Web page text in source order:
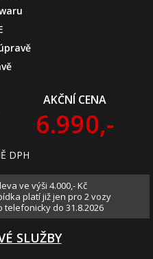
AKČNÍ CENA
6.990,-
DPH
ve výši 4.000,- Kč
platí již jen pro 2 vozy
do 31.8.2026
SLUŽBY